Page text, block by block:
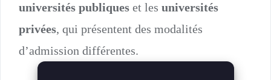
universités publiques et les universités
privées, qui présentent des modalités
d’admission différentes.